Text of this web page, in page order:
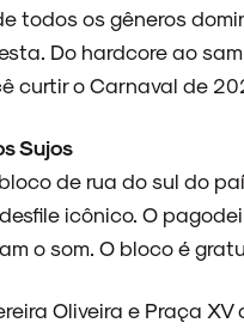
todos os gêneros
Do hardcore ao
curtir o Carnaval de
Sujos
de rua do sul do
icônico. O
o som. O bloco é
Oliveira e Praça XV